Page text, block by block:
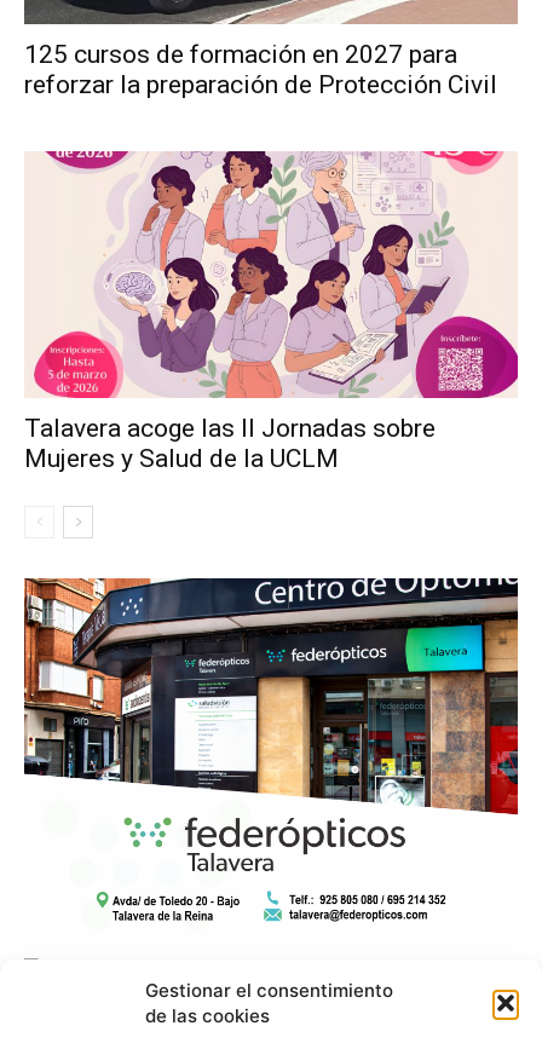
Gestionar el consentimiento
de las cookies
125 cursos de formación en 2027 para
reforzar la preparación de Protección Civil
Talavera acoge las II Jornadas sobre
Mujeres y Salud de la UCLM